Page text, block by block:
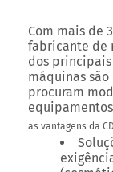
Com mais de
fabricante de
dos principais
máquinas
procuram
as vantagens da